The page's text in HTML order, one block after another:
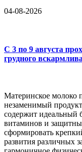
04-08-2026
С 3 по 9 августа
грудного
Материнское молоко
незаменимый
содержит идеальный
витаминов и
сформировать
развития различных